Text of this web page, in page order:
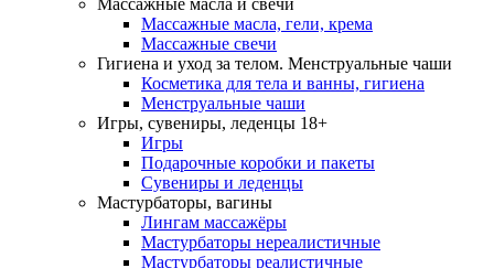
Массажные масла и свечи
Массажные масла, гели, крема
Массажные свечи
Гигиена и уход за телом. Менструальные чаши
Косметика для тела и ванны, гигиена
Менструальные чаши
Игры, сувениры, леденцы 18+
Игры
Подарочные коробки и пакеты
Сувениры и леденцы
Мастурбаторы, вагины
Лингам массажёры
Мастурбаторы нереалистичные
Мастурбаторы реалистичные